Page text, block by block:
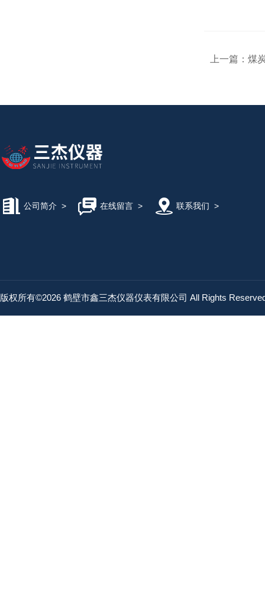
上一篇： 煤
公司简介 > 在线留言> 联系我们 >
版权所有©2026 鹤壁市鑫三杰仪器仪表有限公司 All Rights